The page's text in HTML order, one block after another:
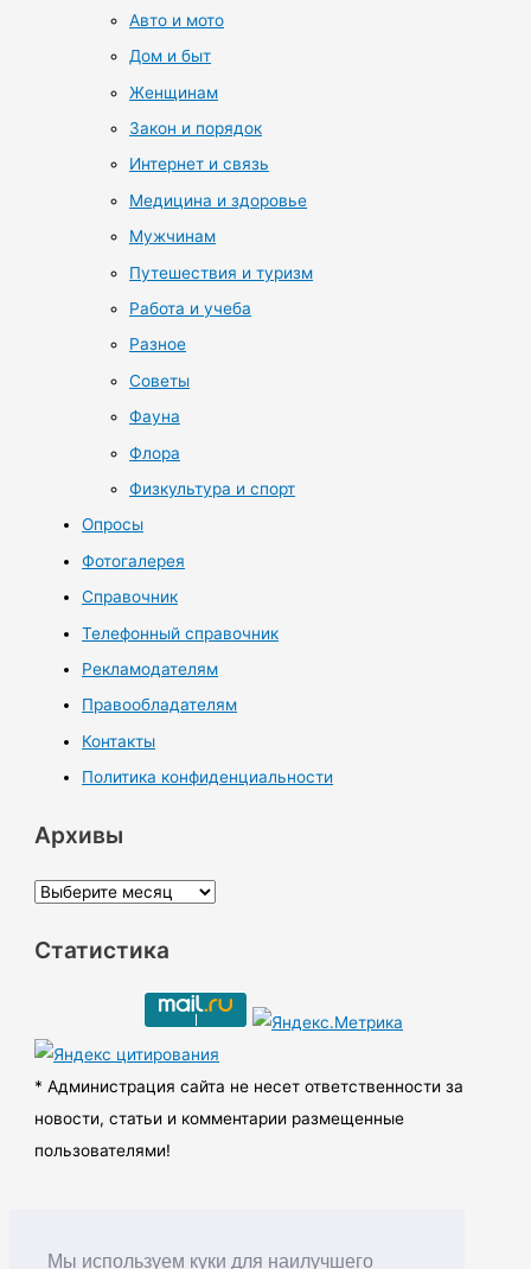
Мы используем куки для наилучшего
Авто и мото
Дом и быт
Женщинам
Закон и порядок
Интернет и связь
Медицина и здоровье
Мужчинам
Путешествия и туризм
Работа и учеба
Разное
Советы
Фауна
Флора
Физкультура и спорт
Опросы
Фотогалерея
Справочник
Телефонный справочник
Рекламодателям
Правообладателям
Контакты
Политика конфиденциальности
Архивы
А
х
ы
Статистика
* Администрация сайта не несет ответственности за
новости, статьи и комментарии размещенные
пользователями!